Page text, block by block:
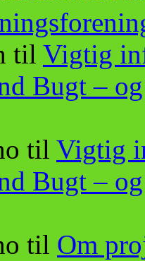
til Vigtig
Bugt –
til Vigtig
Bugt –
til Om